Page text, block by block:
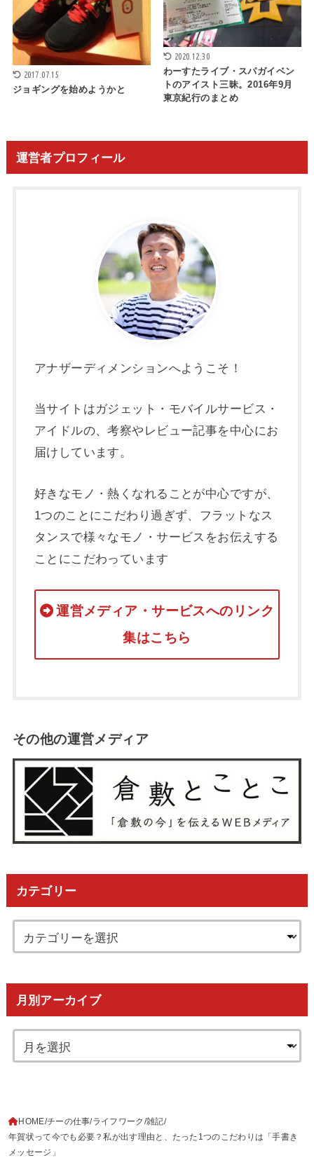
2017.07.15
ジョギングを始めようかと
2020.12.30
わーすたライブ・スパガイベン
トのアイスト三昧。2016年9月
東京紀行のまとめ
運営者プロフィール
アナザーディメンションへようこそ！
当サイトはガジェット・モバイルサービス・
アイドルの、考察やレビュー記事を中心にお
届けしています。
好きなモノ・熱くなれることが中心ですが、
1つのことにこだわり過ぎず、フラットなス
タンスで様々なモノ・サービスをお伝えする
ことにこだわっています
運営メディア・サービスへのリンク
集はこちら
その他の運営メディア
カテゴリー
月別アーカイブ
HOME チーの仕事 ライフワーク 雑記
年賀状って今でも必要？私が出す理由と、たった1つのこだわりは「手書き
メッセージ」